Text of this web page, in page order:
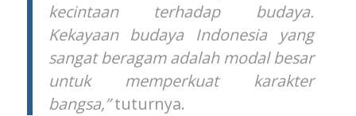
kecintaan terhadap budaya.
Kekayaan budaya Indonesia yang
sangat beragam adalah modal besar
untuk memperkuat karakter
bangsa,”tuturnya.